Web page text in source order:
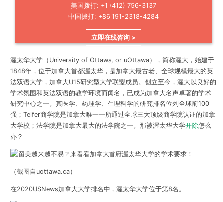
美国拨打: +1 (412) 756-3137
中国拨打: +86 191-2318-4284
立即在线咨询 >
渥太华大学（University of Ottawa, or uOttawa），简称渥大，始建于
1848年，位于加拿大首都渥太华， 是加拿大最古老、全球规模最大的英
法双语大学，加拿大U15研究型大学联盟成员。创立至今，渥大以良好的
学术氛围和英法双语的教学环境而闻名，已成为加拿大名声卓著的学术
研究中心之一。其医学、药理学、生理科学的研究排名位列全球前100
强；Telfer商学院是加拿大唯一一所通过全球三大顶级商学院认证的加拿
大学校；法学院是加拿大最大的法学院之一。那被渥太华大学开除怎么
办？
（截图自uottawa.ca）
在2020USNews加拿大大学排名中，渥太华大学位于第8名。